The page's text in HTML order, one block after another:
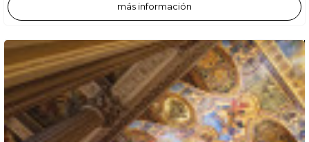
más información